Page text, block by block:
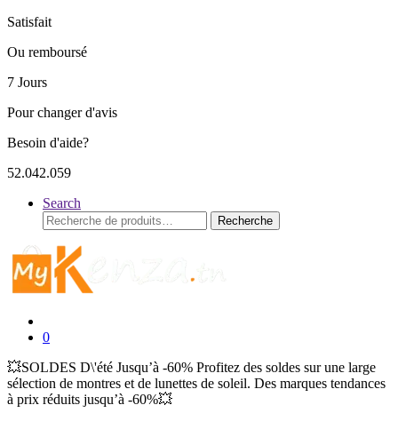
Satisfait
Ou remboursé
7 Jours
Pour changer d'avis
Besoin d'aide?
52.042.059
Search
Recherche
pour :
Recherche
0
💥SOLDES D\'été Jusqu’à -60% Profitez des soldes sur une large
sélection de montres et de lunettes de soleil. Des marques tendances
à prix réduits jusqu’à -60%💥